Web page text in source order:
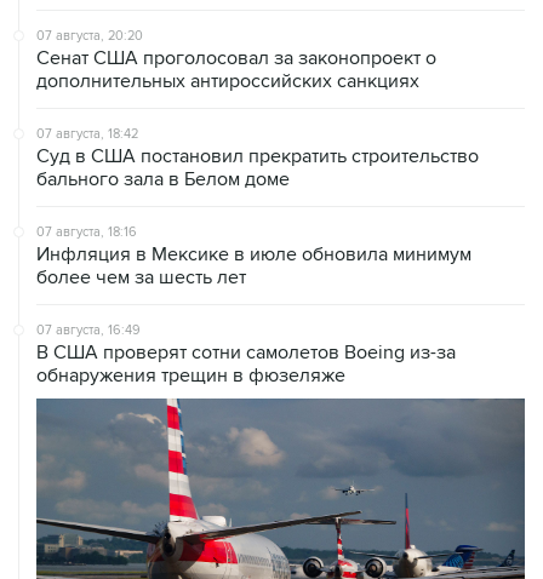
07 августа, 20:20
Сенат США проголосовал за законопроект о
дополнительных антироссийских санкциях
07 августа, 18:42
Суд в США постановил прекратить строительство
бального зала в Белом доме
07 августа, 18:16
Инфляция в Мексике в июле обновила минимум
более чем за шесть лет
07 августа, 16:49
В США проверят сотни самолетов Boeing из-за
обнаружения трещин в фюзеляже